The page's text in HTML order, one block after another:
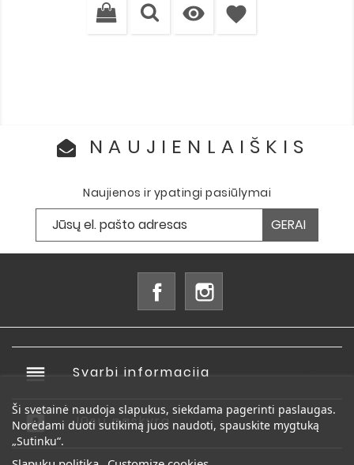
 favorite
NAUJIENLAIŠKIS
Naujienos ir ypatingi pasiūlymai
Facebook
reorder Svarbi informacija
account_box Jūsų paskyra 
Ši svetainė naudoja slapukus, siekdama pagerinti paslaugas.
Norėdami duoti sutikimą juos naudoti, spauskite mygtuką
„Sutinku“.